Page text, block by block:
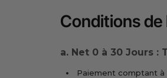
Conditions de
a. Net 0 à 30 Jours
Paiement comptant